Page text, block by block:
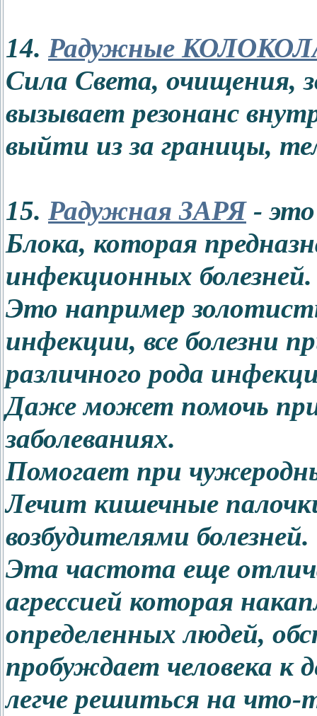
14. Радужные
Сила Света, очищения,
вызывает резонанс
выйти из за границы,
15. Радужная ЗАРЯ- это
Блока, которая
инфекционных болезней.
Это например
инфекции, все болезни
различного рода
Даже может помочь
заболеваниях.
Помогает при
Лечит кишечные
возбудителями болезней.
Эта частота еще
агрессией которая
определенных людей,
пробуждает человека к
легче решиться на что-